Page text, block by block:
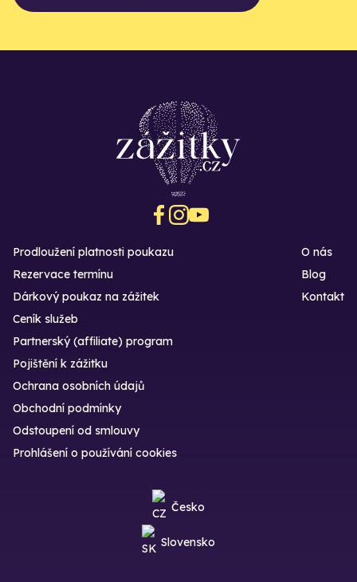
Prodloužení platnosti poukazu
Rezervace termínu
Dárkový poukaz na zážitek
O nás
Blog
Kontakt
Ceník služeb
Partnerský (affiliate) program
Pojištění k zážitku
Ochrana osobních údajů
Obchodní podmínky
Odstoupení od smlouvy
Prohlášení o používání cookies
Česko
Slovensko